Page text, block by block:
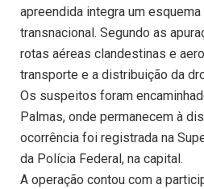
apreendida integra um
transnacional. Segundo as
rotas aéreas clandestinas e
transporte e a distribuição da
Os suspeitos foram
Palmas, onde permanecem à
ocorrência foi registrada na
da Polícia Federal, na capital.
A operação contou com a